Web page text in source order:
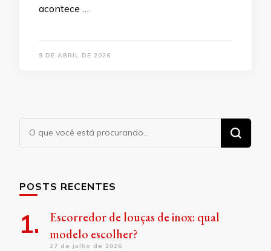
acontece …
9 DE ABRIL DE 2026
Procurando
algo?
POSTS RECENTES
Escorredor de louças de inox: qual
modelo escolher?
27 de julho de 2026